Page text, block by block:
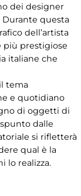
dei designer
Durante questa
dell’artista
più prestigiose
italiane che
tema
e quotidiano
di oggetti di
dalle
si rifletterà
qual è la
lo realizza.